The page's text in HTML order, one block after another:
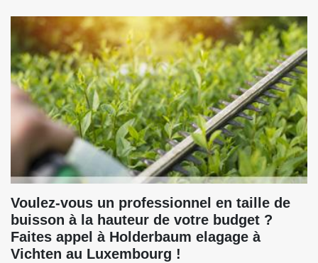
Voulez-vous un professionnel en taille de
buisson à la hauteur de votre budget ?
Faites appel à Holderbaum elagage à
Vichten au Luxembourg !